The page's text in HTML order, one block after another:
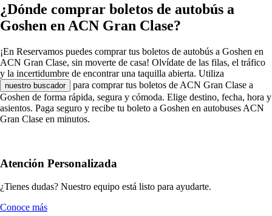
¿Dónde comprar boletos de autobús a
Goshen en ACN Gran Clase?
¡En Reservamos puedes comprar tus boletos de autobús a Goshen en
ACN Gran Clase, sin moverte de casa! Olvídate de las filas, el tráfico
y la incertidumbre de encontrar una taquilla abierta. Utiliza
nuestro buscador
para comprar tus boletos de ACN Gran Clase a
Goshen de forma rápida, segura y cómoda. Elige destino, fecha, hora y
asientos. Paga seguro y recibe tu boleto a Goshen en autobuses ACN
Gran Clase en minutos.
Atención Personalizada
¿Tienes dudas? Nuestro equipo está listo para ayudarte.
Conoce más